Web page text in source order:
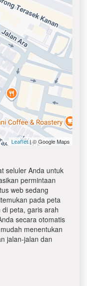
Leaflet| © Google Maps
seluler Anda untuk
permintaan
web sedang
pada peta
peta, garis arah
secara otomatis
menentukan
jalan-jalan dan